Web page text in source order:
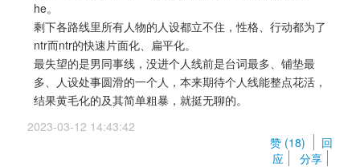
he。
剩下各路线里所有人物的人设都立不住，性格、行动都为了
ntr而ntr的快速片面化、扁平化。
最失望的是男同事线，没进个人线前是台词最多、铺垫最
多、人设处事圆滑的一个人，本来期待个人线能整点花活，
结果黄毛化的及其简单粗暴，就挺无聊的。
2023-03-12 14:43:42
赞 (18)
回
应
分享